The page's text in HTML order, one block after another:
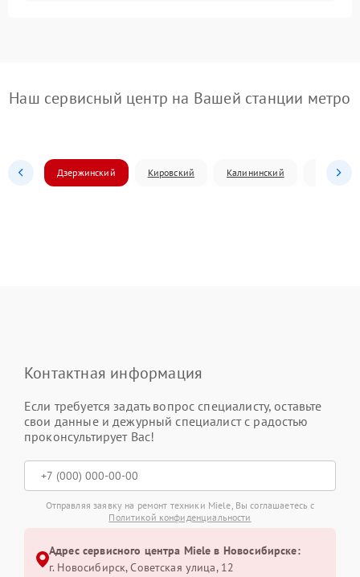
Наш сервисный центр на Вашей станции метро
Дзержинский Кировский Калининский
Контактная информация
Если требуется задать вопрос специалисту, оставьте
свои данные и дежурный специалист с радостью
проконсультирует Вас!
Отправляя заявку на ремонт техники Miele, Вы соглашаетесь с
Политикой конфиденциальности
Адрес сервисного центра Miele в Новосибирске:
г. Новосибирск, Советская улица, 12